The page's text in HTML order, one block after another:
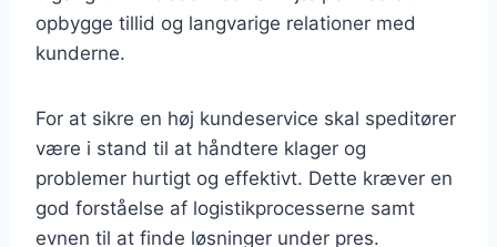
opbygge tillid og langvarige relationer med
kunderne.
For at sikre en høj kundeservice skal speditører
være i stand til at håndtere klager og
problemer hurtigt og effektivt. Dette kræver en
god forståelse af logistikprocesserne samt
evnen til at finde løsninger under pres.